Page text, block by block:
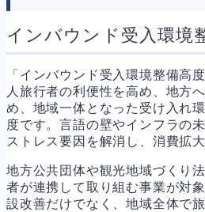
インバウンド受入環境
「インバウンド受入環境整備高
人旅行者の利便性を高め、地方
め、地域一体となった受け入れ
度です。言語の壁やインフラの
ストレス要因を解消し、消費拡
地方公共団体や観光地域づくり
者が連携して取り組む事業が対
設改善だけでなく、地域全体で